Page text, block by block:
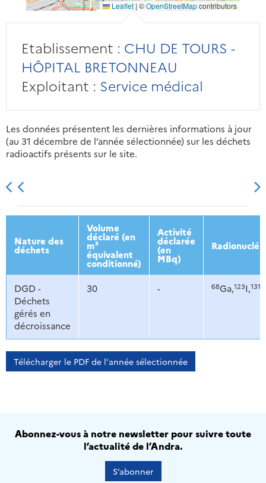
Leaflet | ©OpenStreetMapcontributors
Etablissement : CHU DE TOURS -
HÔPITAL BRETONNEAU
Exploitant : Service médical
Les données présentent les dernières informations à jour
(au 31 décembre de l’année sélectionnée) sur les déchets
radioactifs présents sur le site.
2013 2014 2015 2016
Nature des
déchets
Volume
déclaré (en
m³
équivalent
conditionné)
Activité
déclarée
(en
MBq)
DGD -
Déchets
gérés en
décroissance
30 - 68Ga,123I,131
Télécharger le PDF de l'année sélectionnée
Abonnez-vous à notre newsletter pour suivre toute
l’actualité de l’Andra.
S’abonner